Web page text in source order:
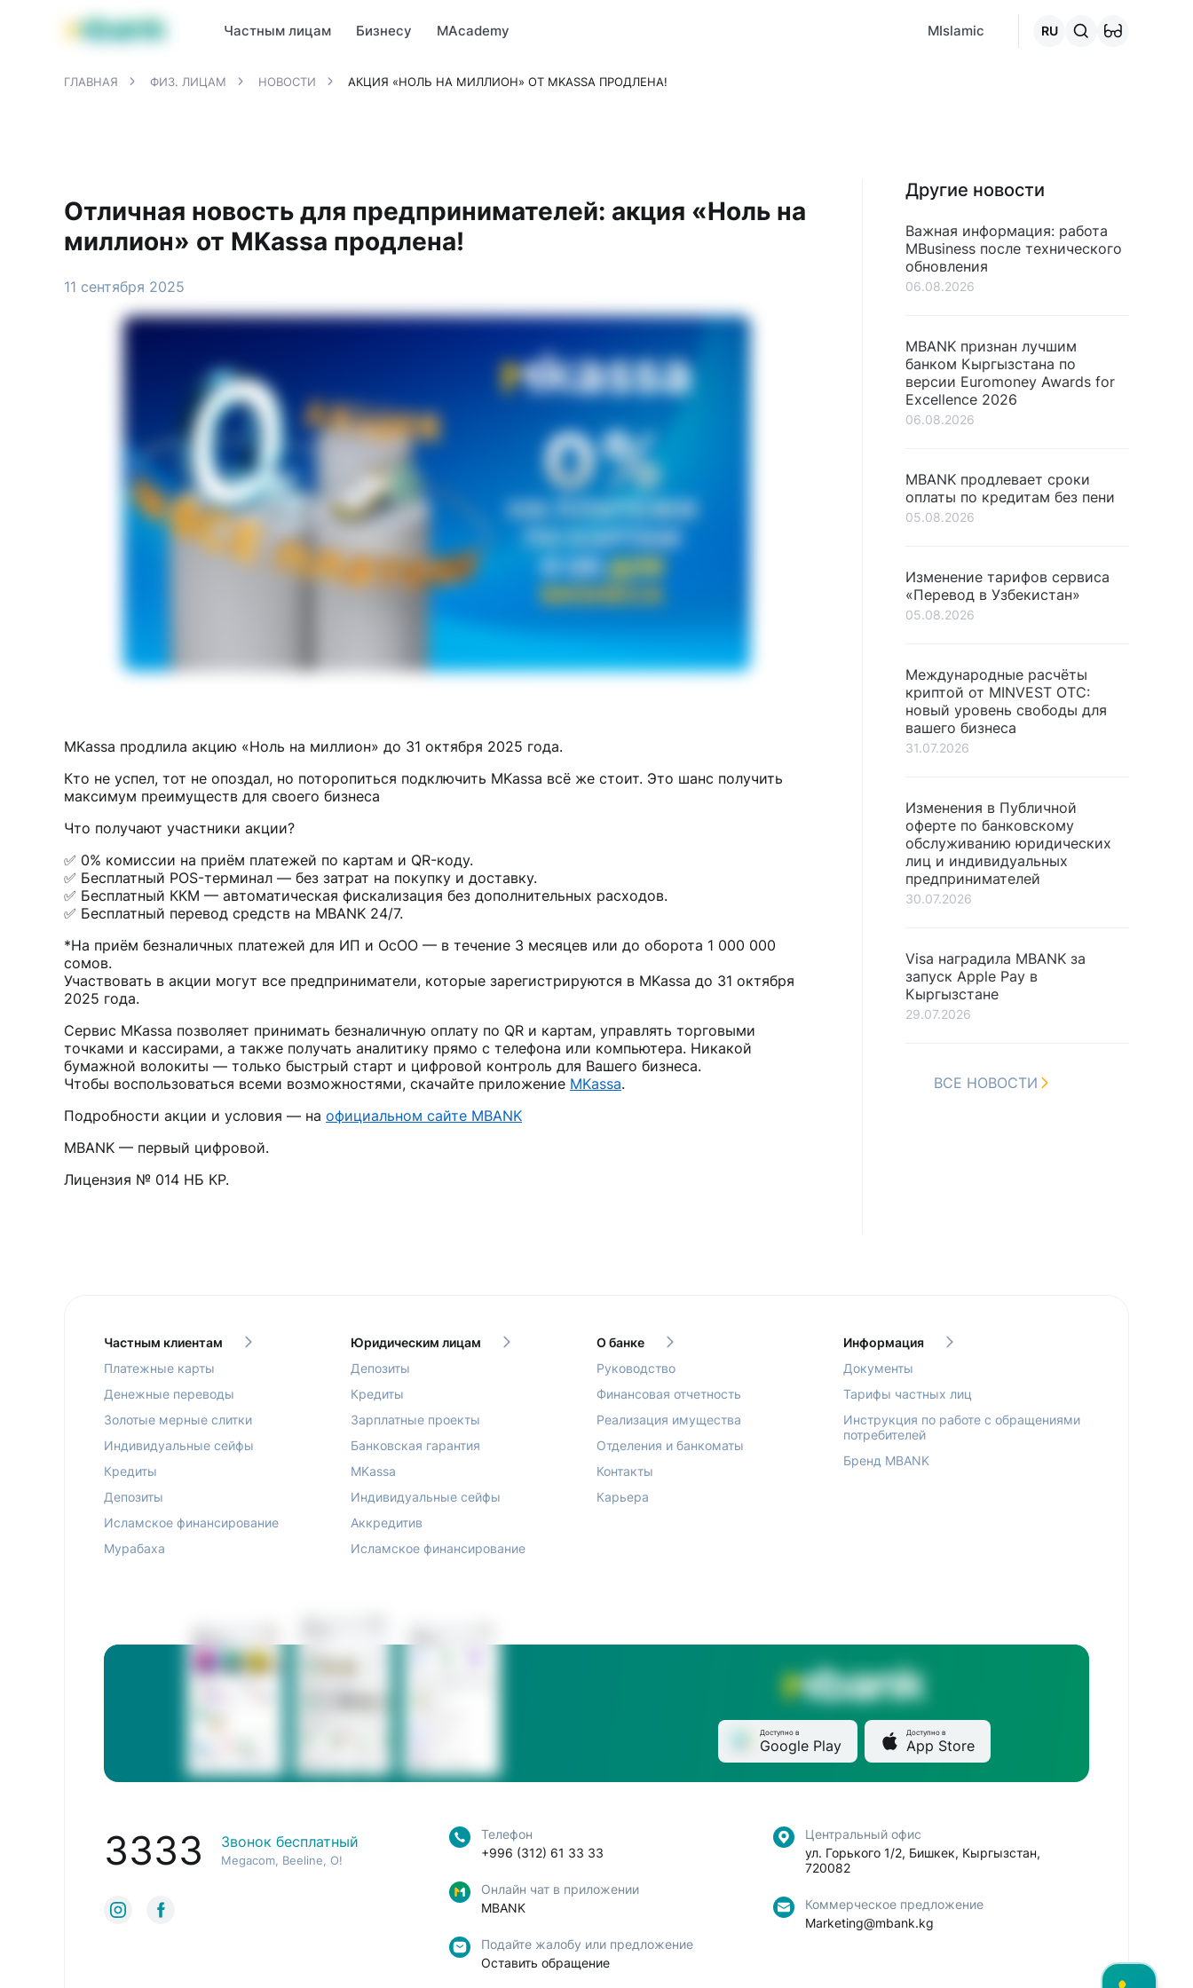
Продукты MBANK MJunior
Частным лицам Бизнесу MAcademy MIslamic RU
ГЛАВНАЯ ФИЗ. ЛИЦАМ НОВОСТИ АКЦИЯ «НОЛЬ НА МИЛЛИОН» ОТ MKASSA ПРОДЛЕНА!
Отличная новость для предпринимателей: акция «Ноль на
миллион» от MKassa продлена!
11 сентября 2025
MKassa продлила акцию «Ноль на миллион» до 31 октября 2025 года.
Кто не успел, тот не опоздал, но поторопиться подключить MKassa всё же стоит. Это шанс получить
максимум преимуществ для своего бизнеса
Что получают участники акции?
✅ 0% комиссии на приём платежей по картам и QR-коду.
✅ Бесплатный POS-терминал — без затрат на покупку и доставку.
✅ Бесплатный ККМ — автоматическая фискализация без дополнительных расходов.
✅ Бесплатный перевод средств на MBANK 24/7.
*На приём безналичных платежей для ИП и ОсОО — в течение 3 месяцев или до оборота 1 000 000
сомов.
Участвовать в акции могут все предприниматели, которые зарегистрируются в MKassa до 31 октября
2025 года.
Сервис MKassa позволяет принимать безналичную оплату по QR и картам, управлять торговыми
точками и кассирами, а также получать аналитику прямо с телефона или компьютера. Никакой
бумажной волокиты — только быстрый старт и цифровой контроль для Вашего бизнеса.
Чтобы воспользоваться всеми возможностями, скачайте приложение MKassa.
Подробности акции и условия — на официальном сайте MBANK
MBANK — первый цифровой.
Лицензия № 014 НБ КР.
Другие новости
Важная информация: работа
MBusiness после технического
обновления
06.08.2026
MBANK признан лучшим
банком Кыргызстана по
версии Euromoney Awards for
Excellence 2026
06.08.2026
MBANK продлевает сроки
оплаты по кредитам без пени
05.08.2026
Изменение тарифов сервиса
«Перевод в Узбекистан»
05.08.2026
Международные расчёты
криптой от MINVEST OTC:
новый уровень свободы для
вашего бизнеса
31.07.2026
Изменения в Публичной
оферте по банковскому
обслуживанию юридических
лиц и индивидуальных
предпринимателей
30.07.2026
Visa наградила MBANK за
запуск Apple Pay в
Кыргызстане
29.07.2026
ВСЕ НОВОСТИ
Частным клиентам
Платежные карты
Денежные переводы
Золотые мерные слитки
Индивидуальные сейфы
Кредиты
Депозиты
Исламское финансирование
Мурабаха
Юридическим лицам
Депозиты
Кредиты
Зарплатные проекты
Банковская гарантия
MKassa
Индивидуальные сейфы
Аккредитив
Исламское финансирование
О банке
Руководство
Финансовая отчетность
Реализация имущества
Отделения и банкоматы
Контакты
Карьера
Информация
Документы
Тарифы частных лиц
Инструкция по работе с обращениями
потребителей
Бренд MBANK
Доступно в
Google Play
Доступно в
App Store
3333 Звонок бесплатный
Megacom, Beeline, O!
Телефон
+996 (312) 61 33 33
Онлайн чат в приложении
MBANK
Подайте жалобу или предложение
Оставить обращение
Центральный офис
ул. Горького 1/2, Бишкек, Кыргызстан,
720082
Коммерческое предложение
Marketing@mbank.kg